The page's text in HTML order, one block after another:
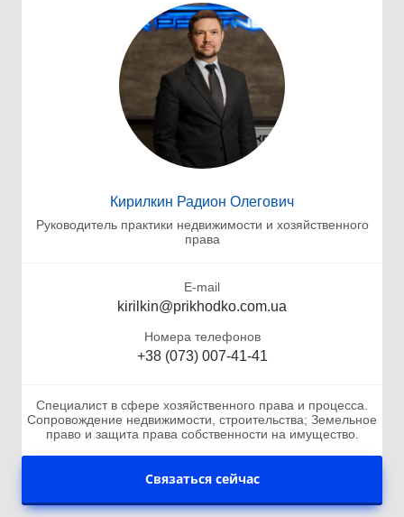
Кирилкин Радион Олегович
Руководитель практики недвижимости и хозяйственного
права
E-mail
kirilkin@prikhodko.com.ua
Номера телефонов
+38 (073) 007-41-41
Специалист в сфере хозяйственного права и процесса.
Сопровождение недвижимости, строительства; Земельное
право и защита права собственности на имущество.
Связаться сейчас